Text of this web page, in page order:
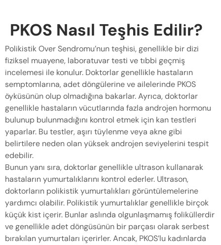
PKOS Nasıl Teşhis Edilir?
Polikistik Over Sendromu’nun teşhisi, genellikle bir dizi
fiziksel muayene, laboratuvar testi ve tıbbi geçmiş
incelemesi ile konulur. Doktorlar genellikle hastaların
semptomlarına, adet döngülerine ve ailelerinde PKOS
öyküsünün olup olmadığına bakarlar. Ayrıca, doktorlar
genellikle hastaların vücutlarında fazla androjen hormonu
bulunup bulunmadığını kontrol etmek için kan testleri
yaparlar. Bu testler, aşırı tüylenme veya akne gibi
belirtilere neden olan yüksek androjen seviyelerini tespit
edebilir.
Bunun yanı sıra, doktorlar genellikle ultrason kullanarak
hastaların yumurtalıklarını kontrol ederler. Ultrason,
doktorların polikistik yumurtalıkları görüntülemelerine
yardımcı olabilir. Polikistik yumurtalıklar genellikle birçok
küçük kist içerir. Bunlar aslında olgunlaşmamış foliküllerdir
ve genellikle adet döngüsünün bir parçası olarak serbest
bırakılan yumurtaları içerirler. Ancak, PKOS’lu kadınlarda